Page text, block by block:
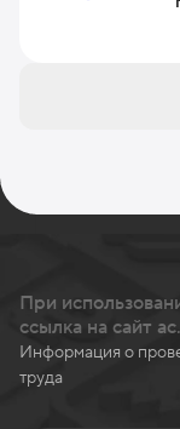
При
ссылка на сайт
Информация о
труда